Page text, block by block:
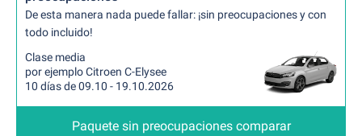
De esta manera nada puede fallar: ¡sin preocupaciones y con
todo incluido!
Clase media
por ejemplo Citroen C-Elysee
10 días de 09.10 - 19.10.2026
Paquete sin preocupaciones comparar